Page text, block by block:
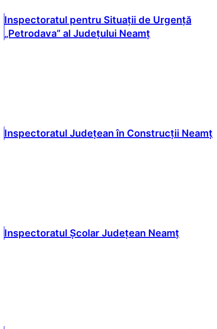
Inspectoratul pentru Situații de Urgență
„Petrodava” al Județului Neamț
Inspectoratul Județean în Construcții Neamț
Inspectoratul Școlar Județean Neamț